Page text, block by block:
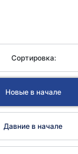
Сортировка:
Новые в начале
Давние в начале